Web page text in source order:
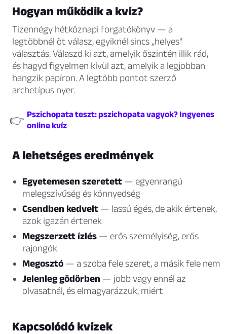
Hogyan működik a kvíz?
Tizennégy hétköznapi forgatókönyv — a
legtöbbnél öt válasz, egyiknél sincs „helyes"
választás. Válaszd ki azt, amelyik őszintén illik rád,
és hagyd figyelmen kívül azt, amelyik a legjobban
hangzik papíron. A legtöbb pontot szerző
archetípus nyer.
👉 Pszichopata teszt: pszichopata vagyok? Ingyenes
online kvíz
A lehetséges eredmények
Egyetemesen szeretett — egyenrangú
melegszívűség és könnyedség
Csendben kedvelt — lassú égés, de akik értenek,
azok igazán értenek
Megszerzett ízlés — erős személyiség, erős
rajongók
Megosztó — a szoba fele szeret, a másik fele nem
Jelenleg gödörben — jobb vagy ennél az
olvasatnál, és elmagyarázzuk, miért
Kapcsolódó kvízek